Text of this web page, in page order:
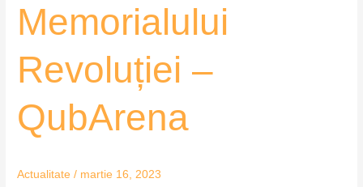
Memorialului
Revoluției –
QubArena
Actualitate / martie 16, 2023